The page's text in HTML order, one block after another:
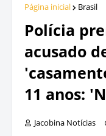
Página inicial Brasil
Polícia
acusado
11 anos:
Jacobina Notícias